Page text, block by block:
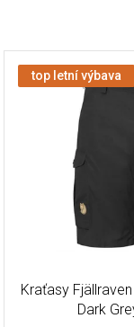
top letní výbava
Kraťasy
Dark